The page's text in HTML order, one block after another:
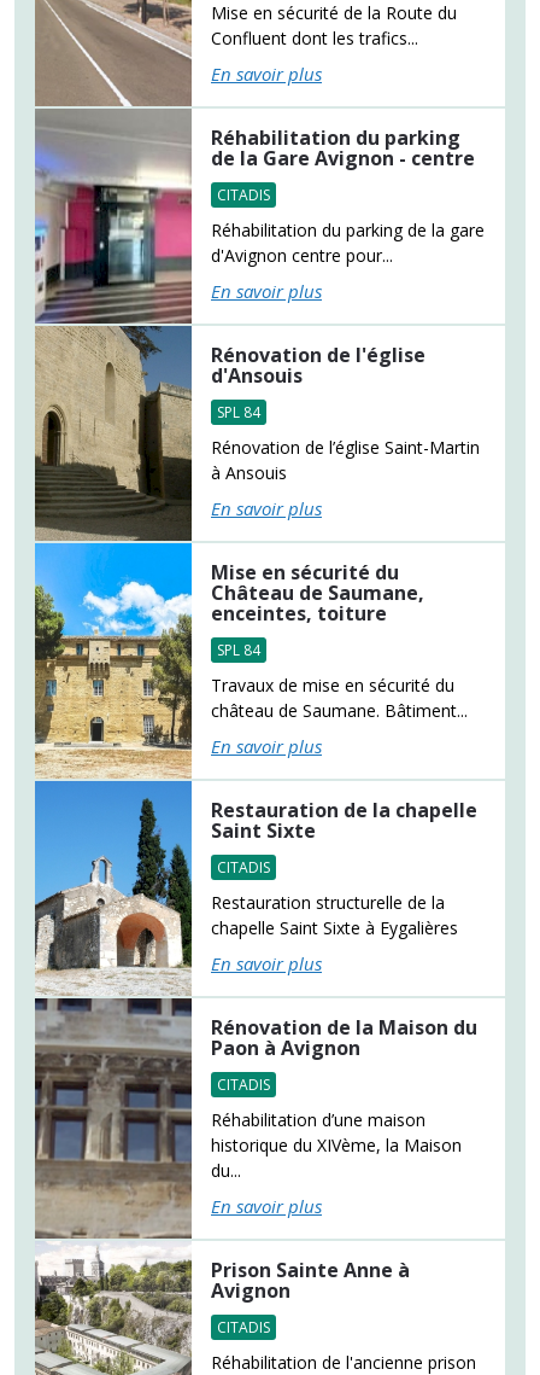
Mise en sécurité de la Route du
Confluent dont les trafics...
En savoir plus
Réhabilitation du parking
de la Gare Avignon - centre
CITADIS
Réhabilitation du parking de la gare
d'Avignon centre pour...
En savoir plus
Rénovation de l'église
d'Ansouis
SPL 84
Rénovation de l’église Saint-Martin
à Ansouis
En savoir plus
Mise en sécurité du
Château de Saumane,
enceintes, toiture
SPL 84
Travaux de mise en sécurité du
château de Saumane. Bâtiment...
En savoir plus
Restauration de la chapelle
Saint Sixte
CITADIS
Restauration structurelle de la
chapelle Saint Sixte à Eygalières
En savoir plus
Rénovation de la Maison du
Paon à Avignon
CITADIS
Réhabilitation d’une maison
historique du XIVème, la Maison
du...
En savoir plus
Prison Sainte Anne à
Avignon
CITADIS
Réhabilitation de l'ancienne prison